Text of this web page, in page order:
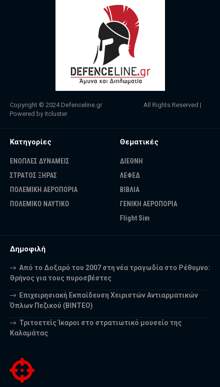
Copyright © 2024 Defenceline.gr All Rights Reserved |
Powered by itcluster
Κατηγορίες
ΕΝΟΠΛΕΣ ΔΥΝΑΜΕΙΣ
ΣΤΡΑΤΟΣ ΞΗΡΑΣ
ΠΟΛΕΜΙΚΗ ΑΕΡΟΠΟΡΙΑ
ΠΟΛΕΜΙΚΟ ΝΑΥΤΙΚΟ
Θεματικές
ΔΙΕΘΝΗ
ΛΕΦΕΔ
ΒΙΒΛΙΑ
ΓΕΝΙΚΗ ΑΕΡΟΠΟΡΙΑ
Flight Sim
Δημοφιλή
Από το Δοξαρό του 2007 στη νέα τραγωδία στο Ρέθυμνο:
Θρήνος για τους πυροσβέστες
Επιχειρησιακή Εκπαίδευση Χειριστών Αντιαρματικών
Όπλων Πεζικού (ΒΙΝΤΕΟ)
Τριτοετείς Ίκαροι στο στρατιωτικό μουσείο της
Καλαμάτας